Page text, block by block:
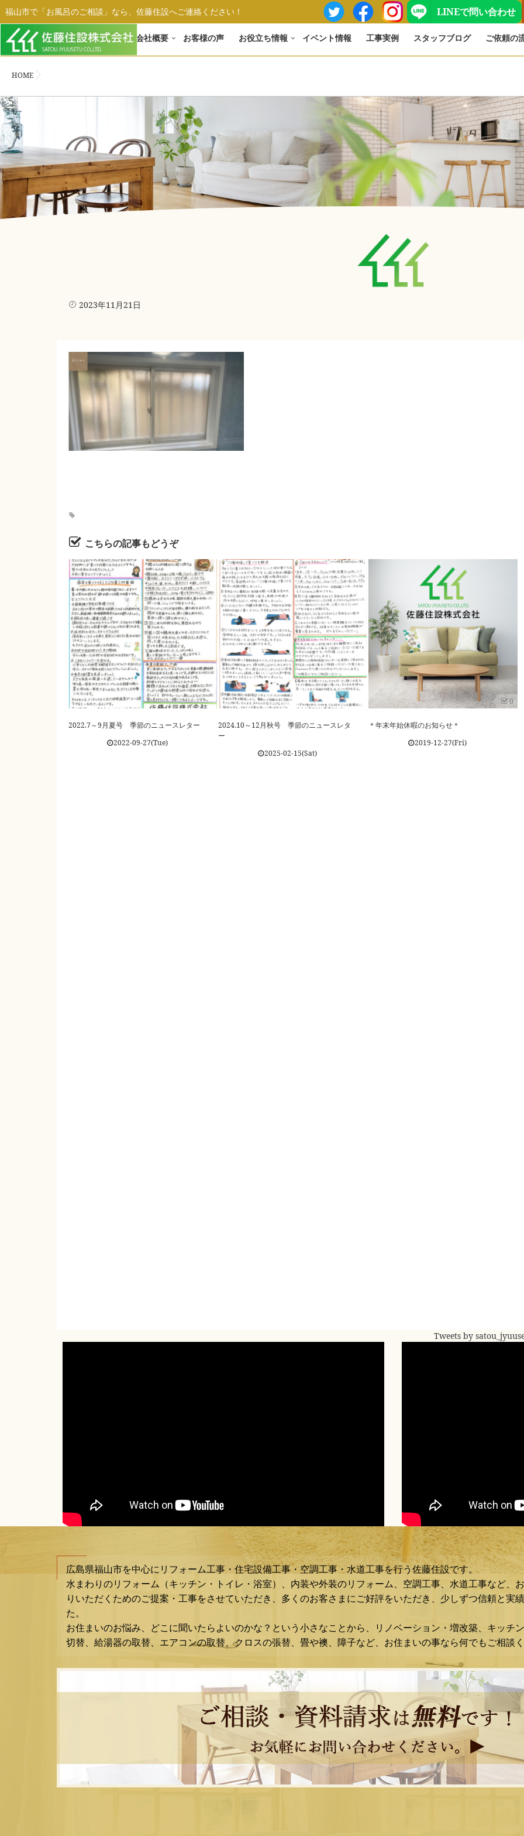
福山市で「お風呂のご相談」なら、佐藤住設へご連絡ください！ LINEで問い合わせ
ホーム 会社概要 お客様の声 お役立ち情報 イベント情報 工事実例 スタッフブログ ご依頼の
HOME
2023年11月21日
こちらの記事もどうぞ
2022.7～9月夏号 季節のニュースレター
2022-09-27(Tue)
2024.10～12月秋号 季節のニュースレタ
ー
2025-02-15(Sat)
0
＊年末年始休暇のお知らせ＊
2019-12-27(Fri)
Tweets by
広島県福山市を中心にリフォーム工事・住宅設備工事・空調工事・水道工事を行う佐藤住設です。
水まわりのリフォーム（キッチン・トイレ・浴室）、内装や外装のリフォーム、空調工事、水道工事など、
りいただくためのご提案・工事をさせていただき、多くのお客さまにご好評をいただき、少しずつ信頼と実
た。
お住まいのお悩み、どこに聞いたらよいのかな？という小さなことから、リノベーション・増改築、キッチ
切替、給湯器の取替、エアコンの取替、クロスの張替、畳や襖、障子など、お住まいの事なら何でもご相談